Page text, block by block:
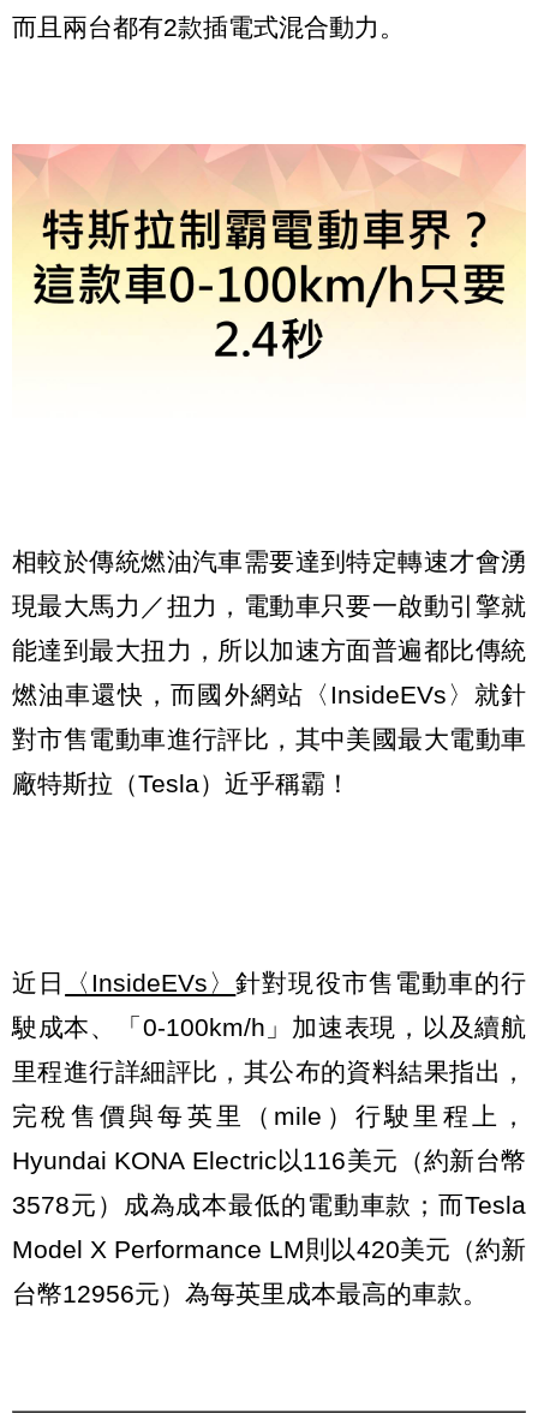
而且兩台都有2款插電式混合動力。
相較於傳統燃油汽車需要達到特定轉速才會湧
現最大馬力／扭力，電動車只要一啟動引擎就
能達到最大扭力，所以加速方面普遍都比傳統
燃油車還快，而國外網站〈InsideEVs〉就針
對市售電動車進行評比，其中美國最大電動車
廠特斯拉（Tesla）近乎稱霸！
近日 〈InsideEVs〉針對現役市售電動車的行
駛成本、「0-100km/h」加速表現，以及續航
里程進行詳細評比，其公布的資料結果指出，
完稅售價與每英里（mile）行駛里程上，
Hyundai KONA Electric以116美元（約新台幣
3578元）成為成本最低的電動車款；而Tesla
Model X Performance LM則以420美元（約新
台幣12956元）為每英里成本最高的車款。